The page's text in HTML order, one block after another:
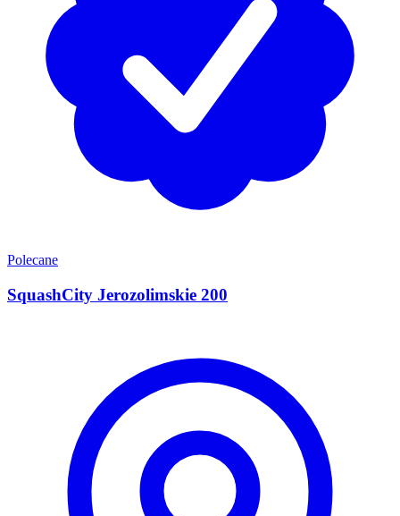
Polecane
SquashCity Jerozolimskie 200